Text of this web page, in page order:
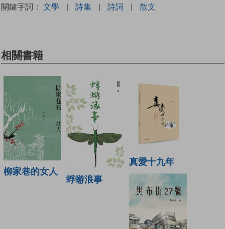
關鍵字詞： 文學 | 詩集 | 詩詞 | 散文
相關書籍
柳家巷的女人
蜉蝣浪事
真愛十九年